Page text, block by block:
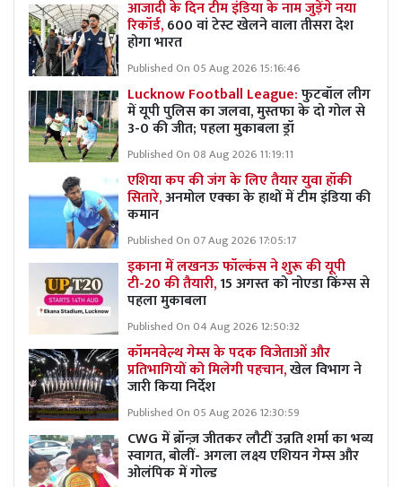
आजादी के दिन टीम इंडिया के नाम जुड़ेंगे नया
रिकॉर्ड,600 वां टेस्ट खेलने वाला तीसरा देश
होगा भारत
Published On 05 Aug 2026 15:16:46
Lucknow Football League:फुटबॉल लीग
में यूपी पुलिस का जलवा, मुस्तफा के दो गोल से
3-0 की जीत; पहला मुकाबला ड्रॉ
Published On 08 Aug 2026 11:19:11
एशिया कप की जंग के लिए तैयार युवा हॉकी
सितारे,अनमोल एक्का के हाथों में टीम इंडिया की
कमान
Published On 07 Aug 2026 17:05:17
इकाना में लखनऊ फॉल्कंस ने शुरू की यूपी
टी-20 की तैयारी,15 अगस्त को नोएडा किंग्स से
पहला मुकाबला
Published On 04 Aug 2026 12:50:32
कॉमनवेल्थ गेम्स के पदक विजेताओं और
प्रतिभागियों को मिलेगी पहचान,खेल विभाग ने
जारी किया निर्देश
Published On 05 Aug 2026 12:30:59
CWG में ब्रॉन्ज़ जीतकर लौटीं उन्नति शर्मा का भव्य
स्वागत, बोलीं- अगला लक्ष्य एशियन गेम्स और
ओलंपिक में गोल्ड